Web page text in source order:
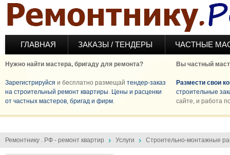
Перейти к основному содержанию
ГЛАВНАЯ ЗАКАЗЫ / ТЕНДЕРЫ ЧАСТНЫЕ
Нужно найти мастера, бригаду для ремонта?
Зарегистрируйся и бесплатно размещай тендер-заказ
на строительный ремонт квартиры. Цены и расценки
от частных мастеров, бригад и фирм.
Вы частный
Размести свои
строительные
сайте, и работа
Ремонтнику . РФ - ремонт квартир Услуги Строительно-монтажные